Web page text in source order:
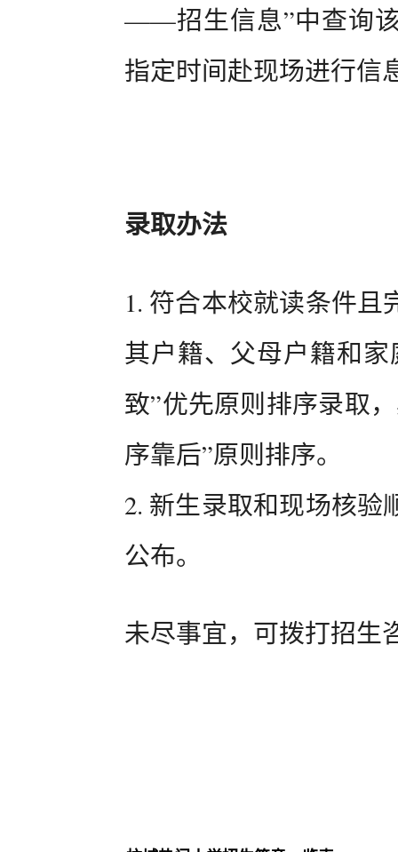
——招生信息”中查询
指定时间赴现场进行信
录取办法
1. 符合本校就读条件
其户籍、父母户籍和
致”优先原则排序录取
序靠后”原则排序。
2. 新生录取和现场核
公布。
未尽事宜，可拨打招生